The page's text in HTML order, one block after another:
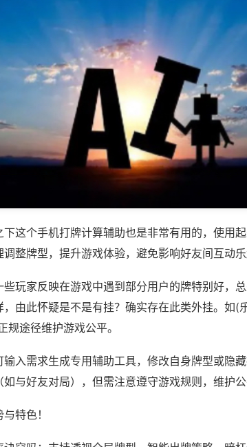
这个手机打牌计算辅助也是非常有用的，使用
整牌型，提升游戏体验，避免影响好友间互动乐
玩家反映在游戏中遇到部分用户的牌特别好，
由此怀疑是不是有挂？确实存在此类外挂。如(
途径维护游戏公平。
入需求生成专用辅助工具，修改自身牌型或隐
与好友对局），但需注意遵守游戏规则，维护公
特色！